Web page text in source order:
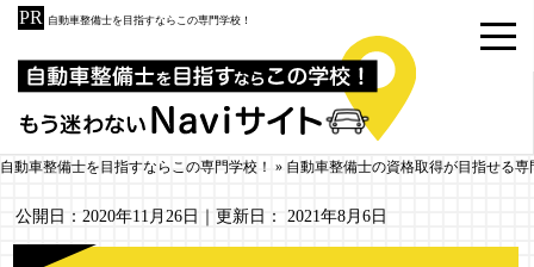
自動車整備士を目指すならこの専門学校！
自動車整備士を目指すならこの専門学校！ » 自動車整備士の資格取得が目指せる専
公開日：2020年11月26日 ｜更新日：2021年8月6日